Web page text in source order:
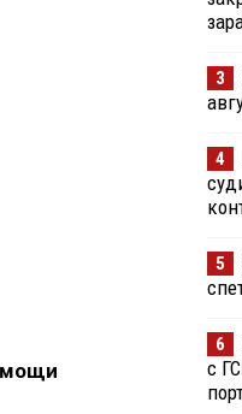
3
4
5
6
с